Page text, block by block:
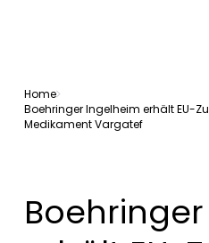
Home
Boehringer Ingelheim erhält EU-
Medikament Vargatef